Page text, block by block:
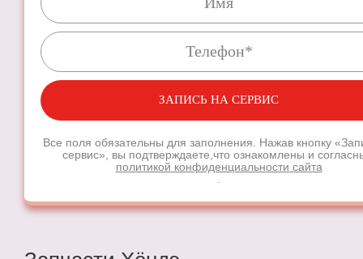
ЗАПИСЬ НА СЕРВИС
Все поля обязательны для заполнения. Нажав кнопку
сервис», вы подтверждаете, что ознакомлены и
политикой конфиденциальности сайта
Запишитесь на сервис